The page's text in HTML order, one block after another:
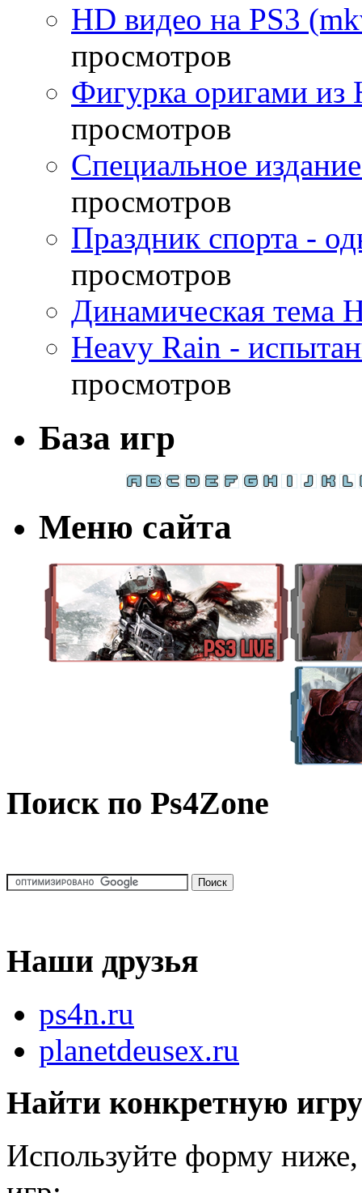
HD видео на PS3
просмотров
Фигурка оригами из
просмотров
Специальное
просмотров
Праздник спорта -
просмотров
Динамическая тема
Heavy Rain -
просмотров
База игр
Меню сайта
Поиск по Ps4Zone
Наши друзья
ps4n.ru
planetdeusex.ru
Найти конкретную
Используйте форму